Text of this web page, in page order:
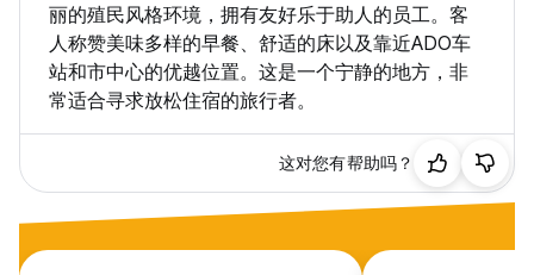
丽的殖民风格环境，拥有友好乐于助人的员工。客
人称赞美味多样的早餐、舒适的床以及靠近ADO车
站和市中心的优越位置。这是一个宁静的地方，非
常适合寻求放松住宿的旅行者。
这对您有帮助吗？